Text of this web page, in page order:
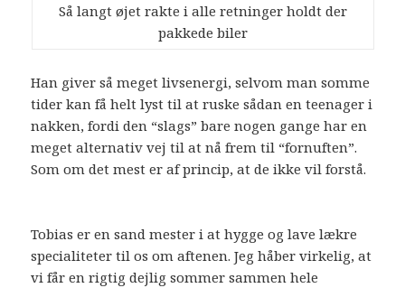
Så langt øjet rakte i alle retninger holdt der
pakkede biler
Han giver så meget livsenergi, selvom man somme
tider kan få helt lyst til at ruske sådan en teenager i
nakken, fordi den “slags” bare nogen gange har en
meget alternativ vej til at nå frem til “fornuften”.
Som om det mest er af princip, at de ikke vil forstå.
Tobias er en sand mester i at hygge og lave lækre
specialiteter til os om aftenen. Jeg håber virkelig, at
vi får en rigtig dejlig sommer sammen hele